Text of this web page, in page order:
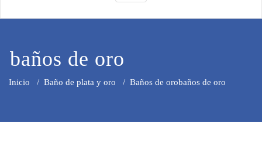
LA
baños de oro
Inicio / Baño de plata y oro / Baños de orobaños de oro